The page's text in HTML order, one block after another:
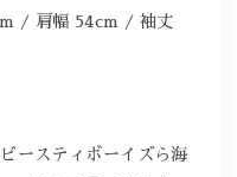
/ 肩幅 54cm / 袖丈
ースティボーイズら海